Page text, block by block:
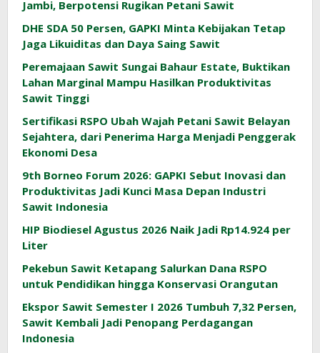
Jambi, Berpotensi Rugikan Petani Sawit
DHE SDA 50 Persen, GAPKI Minta Kebijakan Tetap
Jaga Likuiditas dan Daya Saing Sawit
Peremajaan Sawit Sungai Bahaur Estate, Buktikan
Lahan Marginal Mampu Hasilkan Produktivitas
Sawit Tinggi
Sertifikasi RSPO Ubah Wajah Petani Sawit Belayan
Sejahtera, dari Penerima Harga Menjadi Penggerak
Ekonomi Desa
9th Borneo Forum 2026: GAPKI Sebut Inovasi dan
Produktivitas Jadi Kunci Masa Depan Industri
Sawit Indonesia
HIP Biodiesel Agustus 2026 Naik Jadi Rp14.924 per
Liter
Pekebun Sawit Ketapang Salurkan Dana RSPO
untuk Pendidikan hingga Konservasi Orangutan
Ekspor Sawit Semester I 2026 Tumbuh 7,32 Persen,
Sawit Kembali Jadi Penopang Perdagangan
Indonesia